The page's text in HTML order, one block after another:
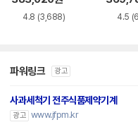
4.8 (3,688) 4.5
파워링크 광고
사과세척기 전주식품제약기계
광고 www.jfpm.kr